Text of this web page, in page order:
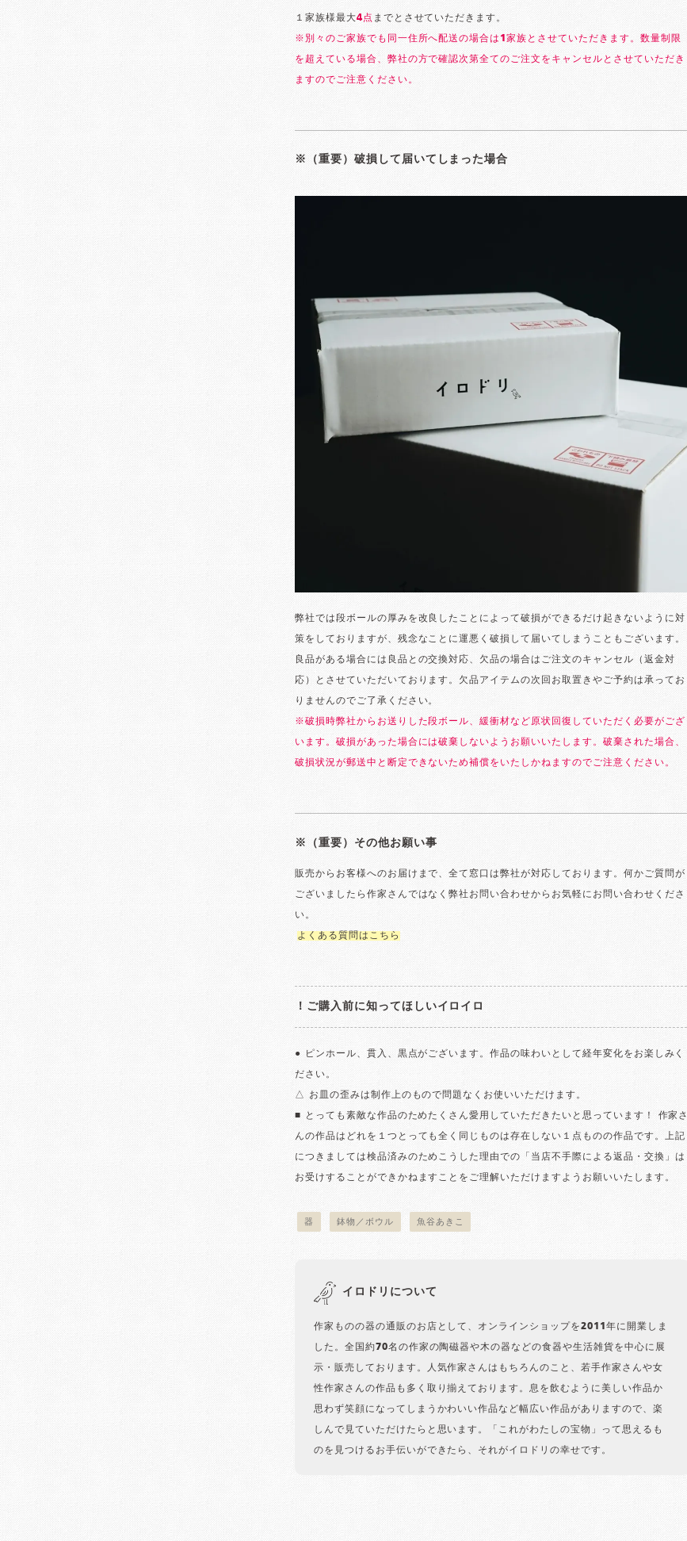
１家族様最大4点 までとさせていただきます。
※別々のご家族でも同一住所へ配送の場合は1家族とさせていただきます。数量制限
を超えている場合、弊社の方で確認次第全てのご注文をキャンセルとさせていただき
ますのでご注意ください。
※（重要）破損して届いてしまった場合
弊社では段ボールの厚みを改良したことによって破損ができるだけ起きないように対
策をしておりますが、残念なことに運悪く破損して届いてしまうこともございます。
良品がある場合には良品との交換対応、欠品の場合はご注文のキャンセル（返金対
応）とさせていただいております。欠品アイテムの次回お取置きやご予約は承ってお
りませんのでご了承ください。
※破損時弊社からお送りした段ボール、緩衝材など原状回復していただく必要がござ
います。破損があった場合には破棄しないようお願いいたします。破棄された場合、
破損状況が郵送中と断定できないため補償をいたしかねますのでご注意ください。
※（重要）その他お願い事
販売からお客様へのお届けまで、全て窓口は弊社が対応しております。何かご質問が
ございましたら作家さんではなく弊社お問い合わせからお気軽にお問い合わせくださ
い。
よくある質問はこちら
！ご購入前に知ってほしいイロイロ
● ピンホール、貫入、黒点がございます。作品の味わいとして経年変化をお楽しみく
ださい。
△ お皿の歪みは制作上のもので問題なくお使いいただけます。
■ とっても素敵な作品のためたくさん愛用していただきたいと思っています！ 作家さ
んの作品はどれを１つとっても全く同じものは存在しない１点ものの作品です。上記
につきましては検品済みのためこうした理由での「当店不手際による返品・交換」は
お受けすることができかねますことをご理解いただけますようお願いいたします。
器 鉢物／ボウル 魚谷あきこ
イロドリについて
作家ものの器の通販のお店として、オンラインショップを2011年に開業しま
した。全国約70名の作家の陶磁器や木の器などの食器や生活雑貨を中心に展
示・販売しております。人気作家さんはもちろんのこと、若手作家さんや女
性作家さんの作品も多く取り揃えております。息を飲むように美しい作品か
思わず笑顔になってしまうかわいい作品など幅広い作品がありますので、楽
しんで見ていただけたらと思います。「これがわたしの宝物」って思えるも
のを見つけるお手伝いができたら、それがイロドリの幸せです。